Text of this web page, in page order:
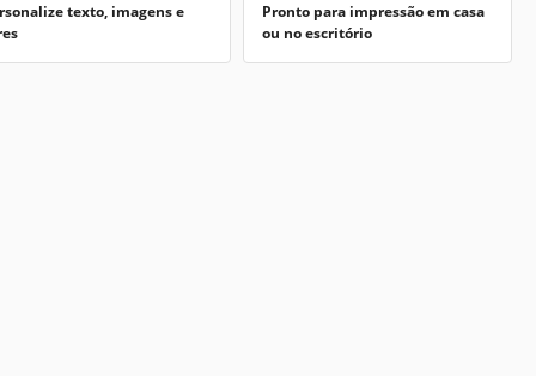
texto, imagens e
Pronto para impressão em casa
ou no escritório